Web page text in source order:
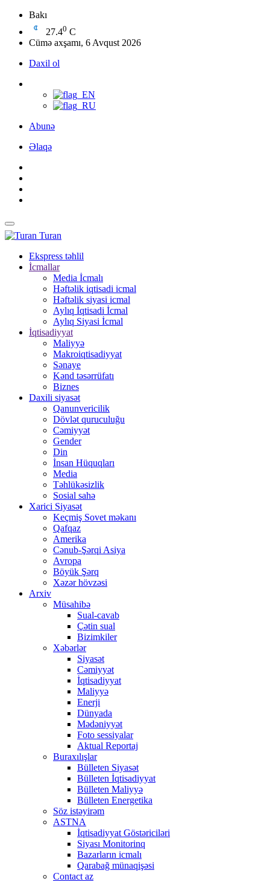
Bakı
27.40 C
Cümə axşamı, 6 Avqust 2026
Daxil ol
Abunə
Əlaqə
Turan
Ekspress təhlil
İcmallar
Media İcmalı
Həftəlik iqtisadi icmal
Həftəlik siyasi icmal
Aylıq İqtisadi İcmal
Aylıq Siyasi İcmal
İqtisadiyyat
Maliyyə
Makroiqtisadiyyat
Sənaye
Kənd təsərrüfatı
Biznes
Daxili siyasət
Qanunvericilik
Dövlət quruculuğu
Cəmiyyət
Gender
Din
İnsan Hüquqları
Media
Təhlükəsizlik
Sosial sahə
Xarici Siyasət
Keçmiş Sovet məkanı
Qafqaz
Amerika
Cənub-Şərqi Asiya
Avropa
Böyük Şərq
Xəzər hövzəsi
Arxiv
Müsahibə
Sual-cavab
Çətin sual
Bizimkiler
Xəbərlər
Siyasət
Cəmiyyət
İqtisadiyyat
Maliyyə
Enerji
Dünyada
Mədəniyyət
Foto sessiyalar
Aktual Reportaj
Buraxılışlar
Bülleten Siyasət
Bülleten İqtisadiyyat
Bülleten Maliyyə
Bülleten Energetika
Söz istəyirəm
ASTNA
İqtisadiyyat Göstəriciləri
Siyası Monitorinq
Bazarların icmalı
Qarabağ münaqişəsi
Contact az